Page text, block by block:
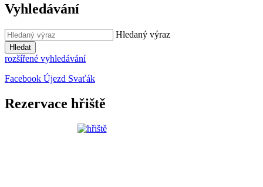
Vyhledávání
Hledaný výraz
Hledat
rozšířené vyhledávání
Facebook Újezd Svaťák
Rezervace hřiště